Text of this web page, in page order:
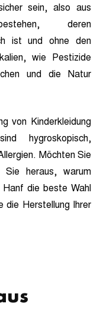
sein, also aus
deren
ist und ohne den
wie Pestizide
und die Natur
von Kinderkleidung
hygroskopisch,
Möchten Sie
Sie heraus, warum
Hanf die beste Wahl
die Herstellung Ihrer